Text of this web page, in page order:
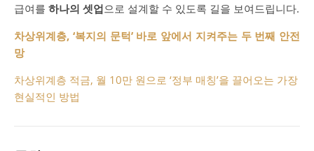
급여를 하나의 셋업으로 설계할 수 있도록 길을 보여드립니다.
차상위계층, ‘복지의 문턱’ 바로 앞에서 지켜주는 두 번째 안전
망
차상위계층 적금, 월 10만 원으로 ‘정부 매칭’을 끌어오는 가장
현실적인 방법